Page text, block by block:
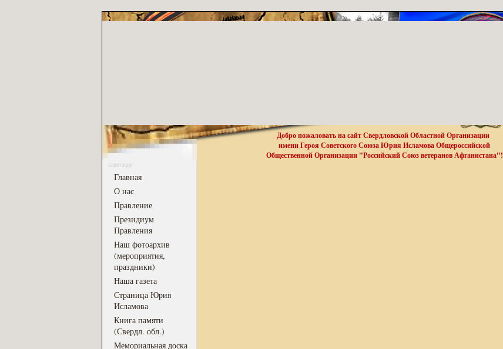
Добро пожаловать на сайт Свердловской Областной Организации
имени Героя Советского Союза Юрия Исламова Общероссийской
Общественной Организации "Российский Союз ветеранов Афганистана"!
навигация
Главная
О нас
Правление
Президиум
Правления
Наш фотоархив
(мероприятия,
праздники)
Наша газета
Страница Юрия
Исламова
Книга памяти
(Свердл. обл.)
Мемориальная доска